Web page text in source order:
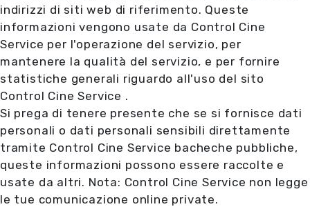
indirizzi di siti web di riferimento. Queste
informazioni vengono usate da Control Cine
Service per l'operazione del servizio, per
mantenere la qualità del servizio, e per fornire
statistiche generali riguardo all'uso del sito
Control Cine Service .
Si prega di tenere presente che se si fornisce dati
personali o dati personali sensibili direttamente
tramite Control Cine Service bacheche pubbliche,
queste informazioni possono essere raccolte e
usate da altri. Nota: Control Cine Service non legge
le tue comunicazione online private.